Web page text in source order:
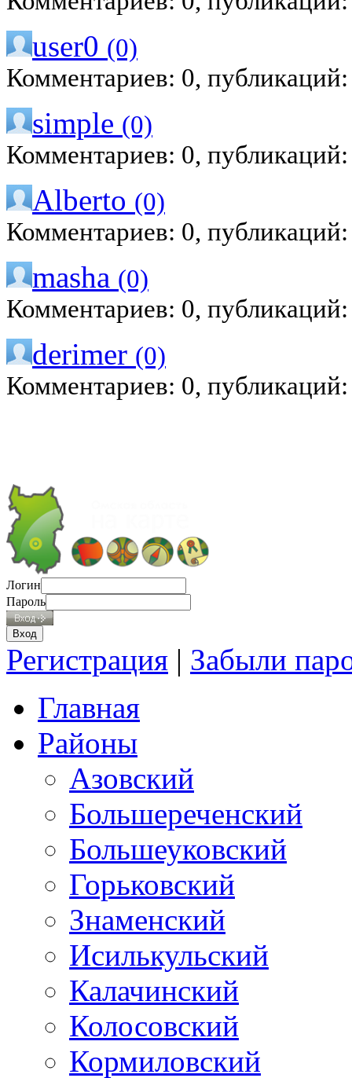
user0 (0)
Комментариев: 0,
simple (0)
Комментариев: 0,
Alberto (0)
Комментариев: 0,
masha (0)
Комментариев: 0,
derimer (0)
Комментариев: 0,
Логин
Пароль
Регистрация | Забыли
Главная
Районы
Азовский
Большереченский
Большеуковский
Горьковский
Знаменский
Исилькульский
Калачинский
Колосовский
Кормиловский